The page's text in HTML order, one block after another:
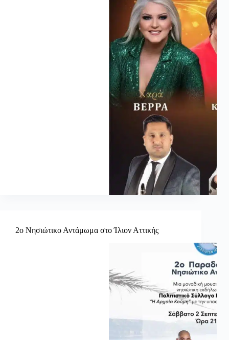
2ο Νησιώτικο Αντάμωμα στο Ίλιον Αττικής